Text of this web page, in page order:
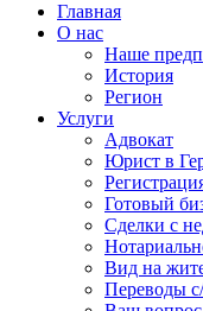
Главная
О нас
Наше
История
Регион
Услуги
Адвокат
Юрист в
Готовый
Сделки с
Вид на
Переводы